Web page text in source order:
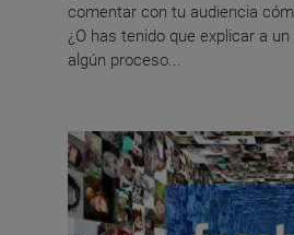
comentar con tu audiencia
¿O has tenido que explicar a
algún proceso...